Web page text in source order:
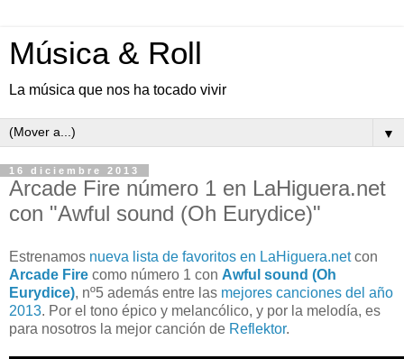
Música & Roll
La música que nos ha tocado vivir
▼
16 diciembre 2013
Arcade Fire número 1 en LaHiguera.net
con "Awful sound (Oh Eurydice)"
Estrenamos nueva lista de favoritos en LaHiguera.netcon
Arcade Fire como número 1 con Awful sound (Oh
Eurydice), nº5 además entre las mejores canciones del año
2013. Por el tono épico y melancólico, y por la melodía, es
para nosotros la mejor canción de Reflektor.